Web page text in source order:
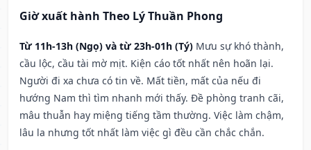
Giờ xuất hành Theo Lý Thuần Phong
Từ 11h-13h (Ngọ) và từ 23h-01h (Tý) Mưu sự khó thành,
cầu lộc, cầu tài mờ mịt. Kiện cáo tốt nhất nên hoãn lại.
Người đi xa chưa có tin về. Mất tiền, mất của nếu đi
hướng Nam thì tìm nhanh mới thấy. Đề phòng tranh cãi,
mâu thuẫn hay miệng tiếng tầm thường. Việc làm chậm,
lâu la nhưng tốt nhất làm việc gì đều cần chắc chắn.